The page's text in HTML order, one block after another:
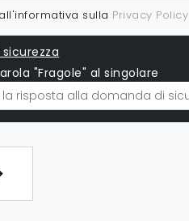
sulla Privacy Policy
"Fragole" al singolare